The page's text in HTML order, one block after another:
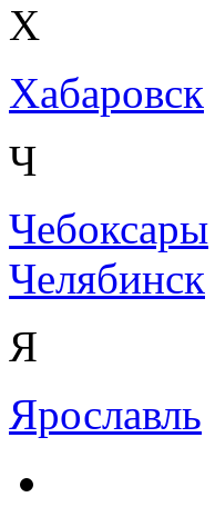
Х
Хабаровск
Ч
Чебоксары
Челябинск
Я
Ярославль